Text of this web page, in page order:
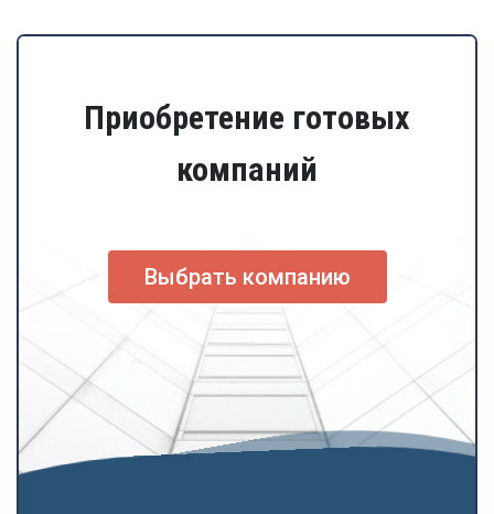
Приобретение готовых
компаний
Выбрать компанию